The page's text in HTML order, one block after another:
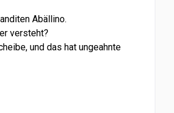
Abällino.
versteht?
und das hat ungeahnte